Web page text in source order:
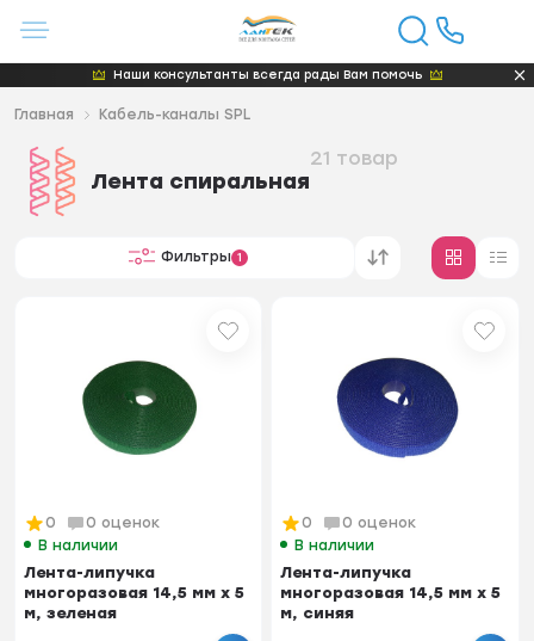
Наши консультанты всегда рады Вам помочь
Главная Кабель-каналы SPL
Лента спиральная
21 товар
Фильтры 1
0
0 оценок
В наличии
Лента-липучка
многоразовая 14,5 мм x 5
м, зеленая
0
0 оценок
В наличии
Лента-липучка
многоразовая 14,5 мм x 5
м, синяя